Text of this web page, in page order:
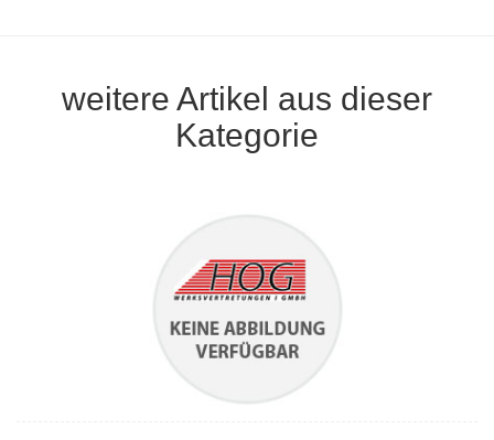
weitere Artikel aus dieser
Kategorie